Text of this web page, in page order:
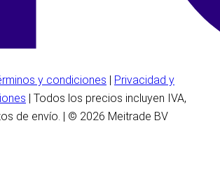
y condiciones
Privacidad y
| Todos los precios incluyen IVA,
de envío. | © 2026 Meitrade BV